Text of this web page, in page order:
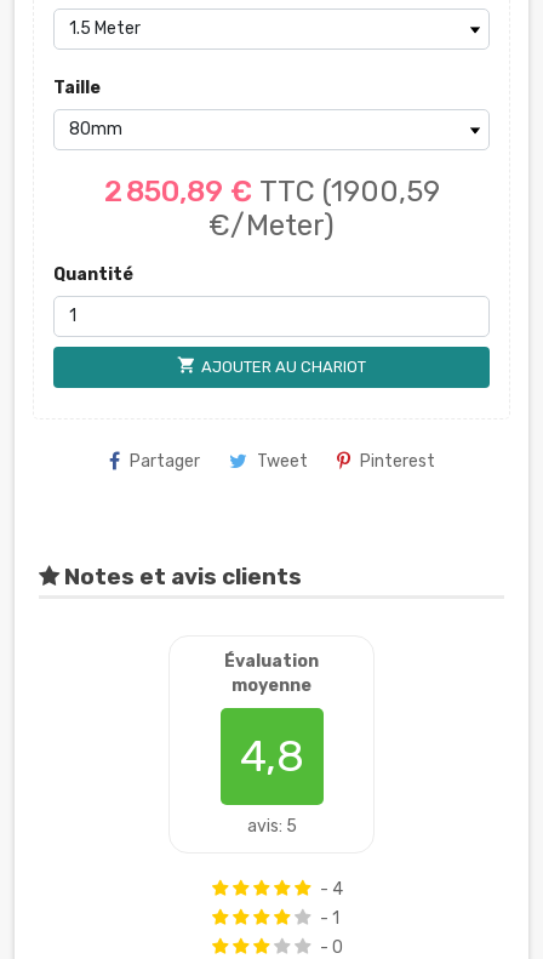
Taille
2 850,89 € TTC (1900,59
€/Meter)
Quantité
shopping_cart AJOUTER AU CHARIOT
Partager Tweet Pinterest
Notes et avis clients
Évaluation
moyenne
4,8
avis: 5
- 4
- 1
- 0